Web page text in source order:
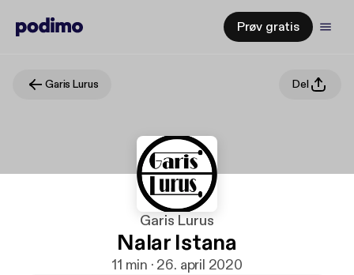
Prøv gratis
Garis Lurus Del
Garis Lurus
Nalar Istana
11 min · 26. april 2020